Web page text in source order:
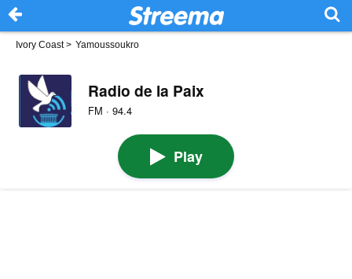
Ivory Coast> Yamoussoukro
Radio de la Paix
FM · 94.4
Play